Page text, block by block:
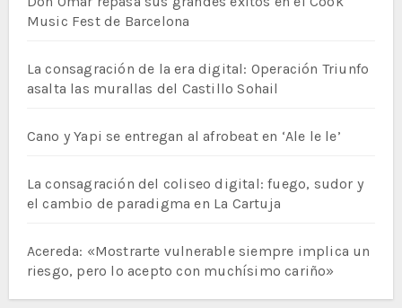
Music Fest de Barcelona
La consagración de la era digital: Operación Triunfo
asalta las murallas del Castillo Sohail
Cano y Yapi se entregan al afrobeat en ‘Ale le le’
La consagración del coliseo digital: fuego, sudor y
el cambio de paradigma en La Cartuja
Acereda: «Mostrarte vulnerable siempre implica un
riesgo, pero lo acepto con muchísimo cariño»